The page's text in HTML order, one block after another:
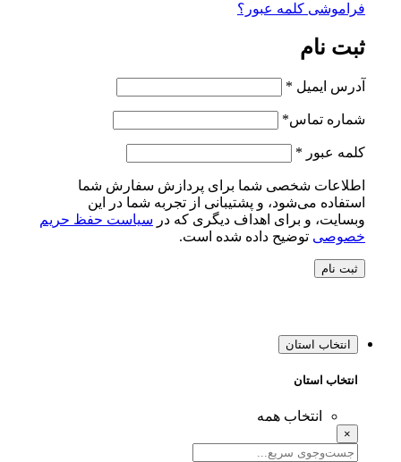
فراموشی کلمه عبور؟
ثبت نام
آدرس ایمیل *
شماره تماس*
کلمه عبور *
اطلاعات شخصی شما برای پردازش سفارش شما
استفاده می‌شود، و پشتیبانی از تجربه شما در این
وبسایت، و برای اهداف دیگری که در سیاست حفظ حریم
خصوصی توضیح داده شده است.
ثبت نام
انتخاب استان
انتخاب استان
انتخاب همه
×